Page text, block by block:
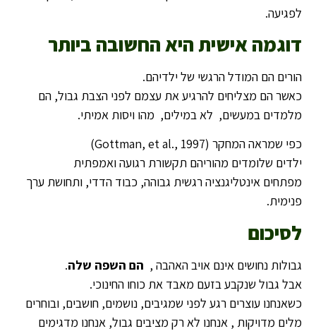
לפגיעה.
דוגמה אישית היא החשובה ביותר
הורים הם המודל הרגשי של ילדיהם.
כאשר הם מצליחים להרגיע את עצמם לפני הצבת גבול, הם
מלמדים במעשים, לא במילים, מהו ויסות אמיתי.
כפי שמראה המחקר (Gottman, et al., 1997)
ילדים שלומדים מהוריהם תקשורת רגועה ואמפתית
מפתחים אינטליגנציה רגשית גבוהה, כבוד הדדי, ותחושת ערך
פנימית.
לסיכום
גבולות נחושים אינם אויב האהבה , הם השפה שלה.
אבל גבול שנקבע בזעם מאבד את כוחו החינוכי.
כשאנחנו עוצרים רגע לפני שמגיבים, נושמים, חושבים, ובוחרים
מלים מדויקות , אנחנו לא רק מציבים גבול, אנחנו מדגימים